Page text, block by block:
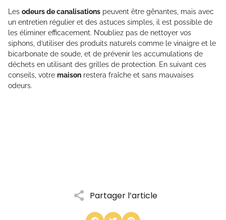
Partager l’article
Les odeurs de canalisations peuvent être gênantes, mais avec
un entretien régulier et des astuces simples, il est possible de
les éliminer efficacement. N’oubliez pas de nettoyer vos
siphons, d’utiliser des produits naturels comme le vinaigre et le
bicarbonate de soude, et de prévenir les accumulations de
déchets en utilisant des grilles de protection. En suivant ces
conseils, votre maison restera fraîche et sans mauvaises
odeurs.